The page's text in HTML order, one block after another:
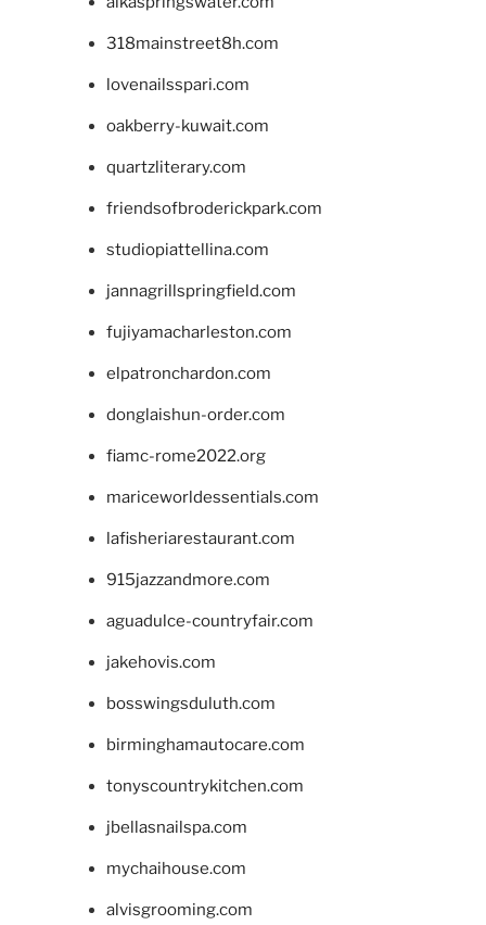
318mainstreet8h.com
lovenailsspari.com
oakberry-kuwait.com
quartzliterary.com
friendsofbroderickpark.com
studiopiattellina.com
jannagrillspringfield.com
fujiyamacharleston.com
elpatronchardon.com
donglaishun-order.com
fiamc-rome2022.org
mariceworldessentials.com
lafisheriarestaurant.com
915jazzandmore.com
aguadulce-countryfair.com
jakehovis.com
bosswingsduluth.com
birminghamautocare.com
tonyscountrykitchen.com
jbellasnailspa.com
mychaihouse.com
alvisgrooming.com